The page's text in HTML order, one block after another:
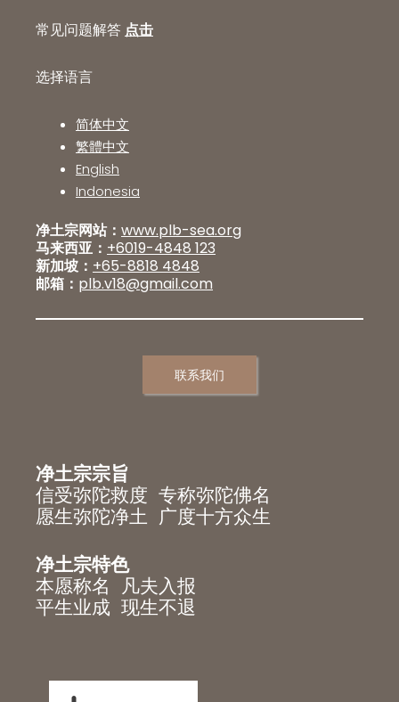
常见问题解答 点击
选择语言
简体中文
繁體中文
English
Indonesia
净土宗网站： www.plb-sea.org
马来西亚： +6019-4848 123
新加坡： +65-8818 4848
邮箱： plb.v18@gmail.com
联系我们
净土宗宗旨
信受弥陀救度 专称弥陀佛名
愿生弥陀净土 广度十方众生
净土宗特色
本愿称名 凡夫入报
平生业成 现生不退